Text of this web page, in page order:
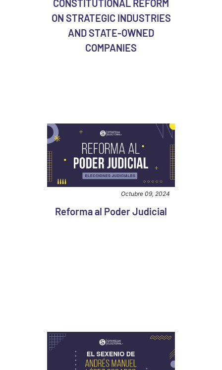
CONSTITUTIONAL REFORM
ON STRATEGIC INDUSTRIES
AND STATE-OWNED
COMPANIES
Octubre 09, 2024
Reforma al Poder Judicial